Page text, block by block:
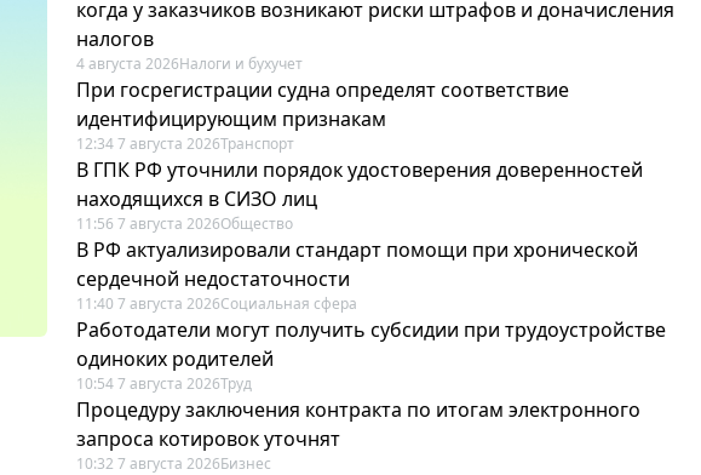
когда у заказчиков возникают риски штрафов и доначисления
налогов
4 августа 2026Налоги и бухучет
При госрегистрации судна определят соответствие
идентифицирующим признакам
12:34 7 августа 2026Транспорт
В ГПК РФ уточнили порядок удостоверения доверенностей
находящихся в СИЗО лиц
11:56 7 августа 2026Общество
В РФ актуализировали стандарт помощи при хронической
сердечной недостаточности
11:40 7 августа 2026Социальная сфера
Работодатели могут получить субсидии при трудоустройстве
одиноких родителей
10:54 7 августа 2026Труд
Процедуру заключения контракта по итогам электронного
запроса котировок уточнят
10:32 7 августа 2026Бизнес